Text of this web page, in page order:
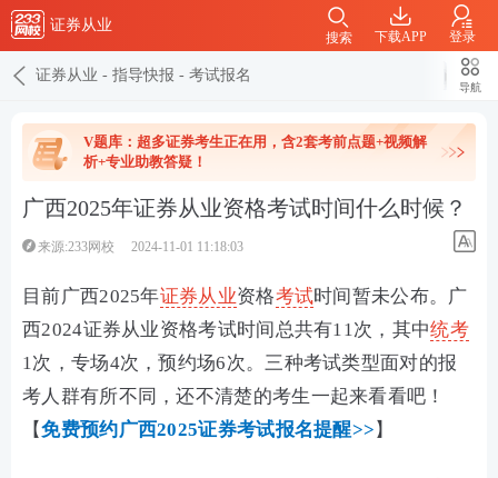
证券从业
下载APP 登录
搜索
证券从业 - 指导快报 - 考试报名
导航
V题库：超多证券考生正在用，含2套考前点题+视频解
析+专业助教答疑！
广西2025年证券从业资格考试时间什么时候？
来源:233网校 2024-11-01 11:18:03
目前广西2025年证券从业资格考试时间暂未公布。广
西2024证券从业资格考试时间总共有11次，其中统考
1次，专场4次，预约场6次。三种考试类型面对的报
考人群有所不同，还不清楚的考生一起来看看吧！
【免费预约广西2025证券考试报名提醒>> 】